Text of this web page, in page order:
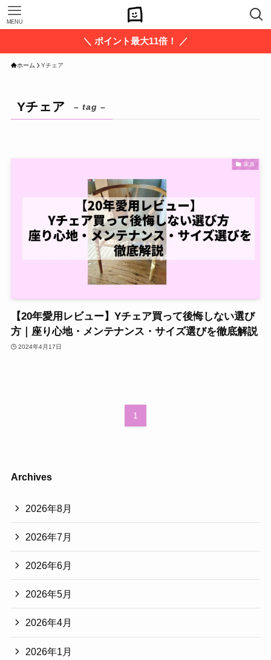
MENU
＼ ポイント最大11倍！ ／
ホーム Yチェア
Yチェア – tag –
家具
【20年愛用レビュー】Yチェア買って後悔しない選び
方｜座り心地・メンテナンス・サイズ選びを徹底解説
2024年4月17日
1
Archives
2026年8月
2026年7月
2026年6月
2026年5月
2026年4月
2026年1月